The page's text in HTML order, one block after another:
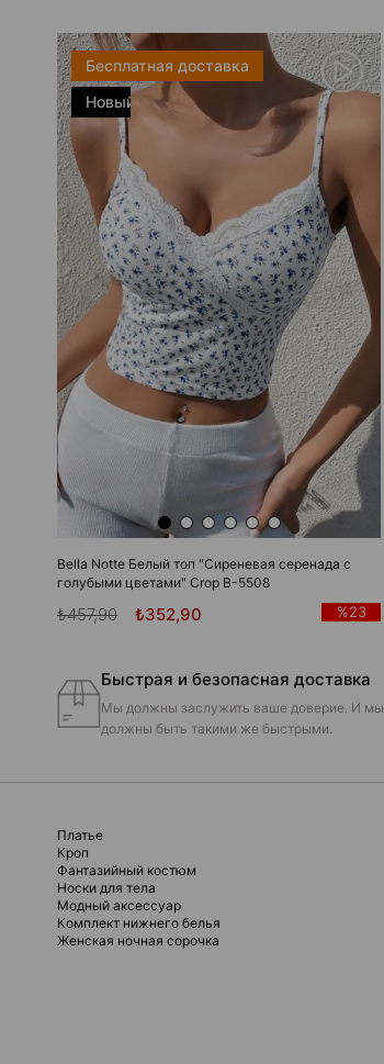
Bella Notte Белый топ "Сиреневая серенада с
голубыми цветами" Crop B-5508
₺352,90
₺457,90 %23
Бесплатная доставка
Новый
товар
Быстрая и безопасная доставка
Мы должны заслужить ваше доверие. И мы
должны быть такими же быстрыми.
Платье
Кроп
Фантазийный костюм
Носки для тела
Модный аксессуар
Комплект нижнего белья
Женская ночная сорочка